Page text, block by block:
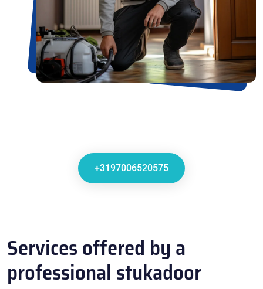
+3197006520575
Services offered by a
professional stukadoor